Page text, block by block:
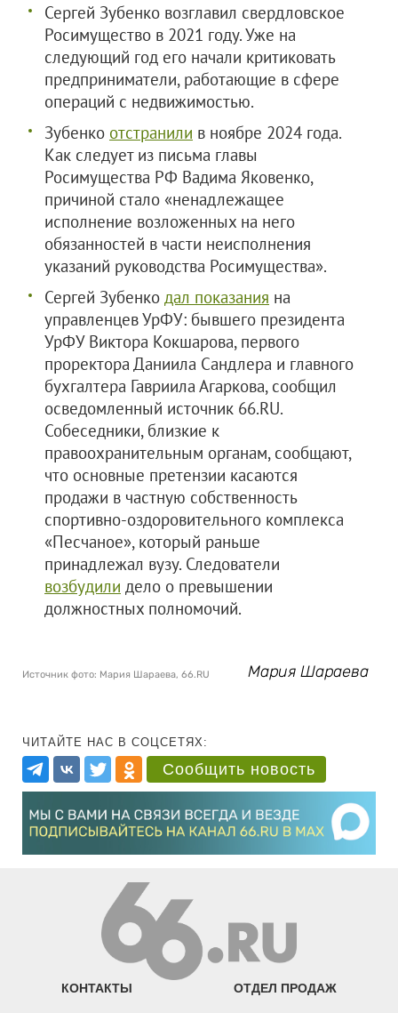
Сергей Зубенко возглавил свердловское
Росимущество в 2021 году. Уже на
следующий год его начали критиковать
предприниматели, работающие в сфере
операций с недвижимостью.
Зубенко отстранили в ноябре 2024 года.
Как следует из письма главы
Росимущества РФ Вадима Яковенко,
причиной стало «ненадлежащее
исполнение возложенных на него
обязанностей в части неисполнения
указаний руководства Росимущества».
Сергей Зубенко дал показания на
управленцев УрФУ: бывшего президента
УрФУ Виктора Кокшарова, первого
проректора Даниила Сандлера и главного
бухгалтера Гавриила Агаркова, сообщил
осведомленный источник 66.RU.
Собеседники, близкие к
правоохранительным органам, сообщают,
что основные претензии касаются
продажи в частную собственность
спортивно‑оздоровительного комплекса
«Песчаное», который раньше
принадлежал вузу. Следователи
возбудили дело о превышении
должностных полномочий.
Источник фото: Мария Шараева, 66.RU Мария Шараева
ЧИТАЙТЕ НАС В СОЦСЕТЯХ:
Сообщить новость
КОНТАКТЫ ОТДЕЛ ПРОДАЖ